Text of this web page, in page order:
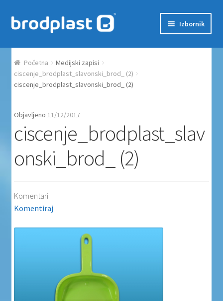
Preskoči na navigaciju
Skoči do sadržaja Izbornik
Početna
Auction Dashboard
Košarica
Moj račun
Proizvodi
Uvjeti poslovanja
Zaštita privatnosti
Početna
Medijski zapisi
ciscenje_brodplast_slavonski_brod_ (2)
ciscenje_brodplast_slavonski_brod_ (2)
Objavljeno 11/12/2017
ciscenje_brodplast_slav
onski_brod_ (2)
Komentari
Komentiraj